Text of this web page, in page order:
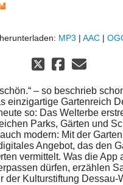
MP3 | AAC |
– so beschrieb
einzigartige Gartenreich
so: Das Welterbe
Parks, Gärten und
modern: Mit der
Angebot, das den
vermittelt. Was die App
dürfen, erzählen
der Kulturstiftung Dessau-